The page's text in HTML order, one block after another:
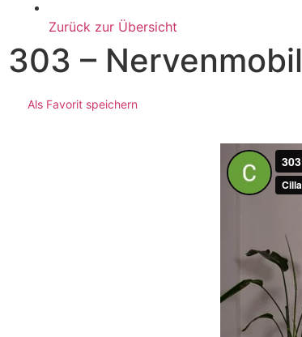
Zurück zur Übersicht
303 –
Als Favorit speichern